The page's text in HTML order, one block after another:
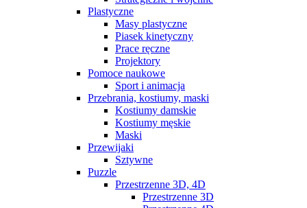
Plastyczne
Masy plastyczne
Piasek kinetyczny
Prace ręczne
Projektory
Pomoce naukowe
Sport i animacja
Przebrania, kostiumy, maski
Kostiumy damskie
Kostiumy męskie
Maski
Przewijaki
Sztywne
Puzzle
Przestrzenne 3D, 4D
Przestrzenne 3D